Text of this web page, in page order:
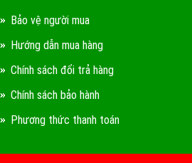
Bảo vệ người mua
Hướng dẫn mua hàng
Chính sách đổi trả hàng
Chính sách bảo hành
Phương thức thanh toán